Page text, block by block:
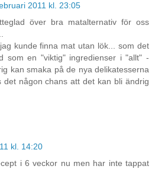
2011 kl. 23:05
över bra matalternativ för oss
kunde finna mat utan lök... som det
som en "viktig" ingredienser i "allt" -
kan smaka på de nya delikatesserna
det någon chans att det kan bli ändrig
kl. 14:20
i 6 veckor nu men har inte tappat